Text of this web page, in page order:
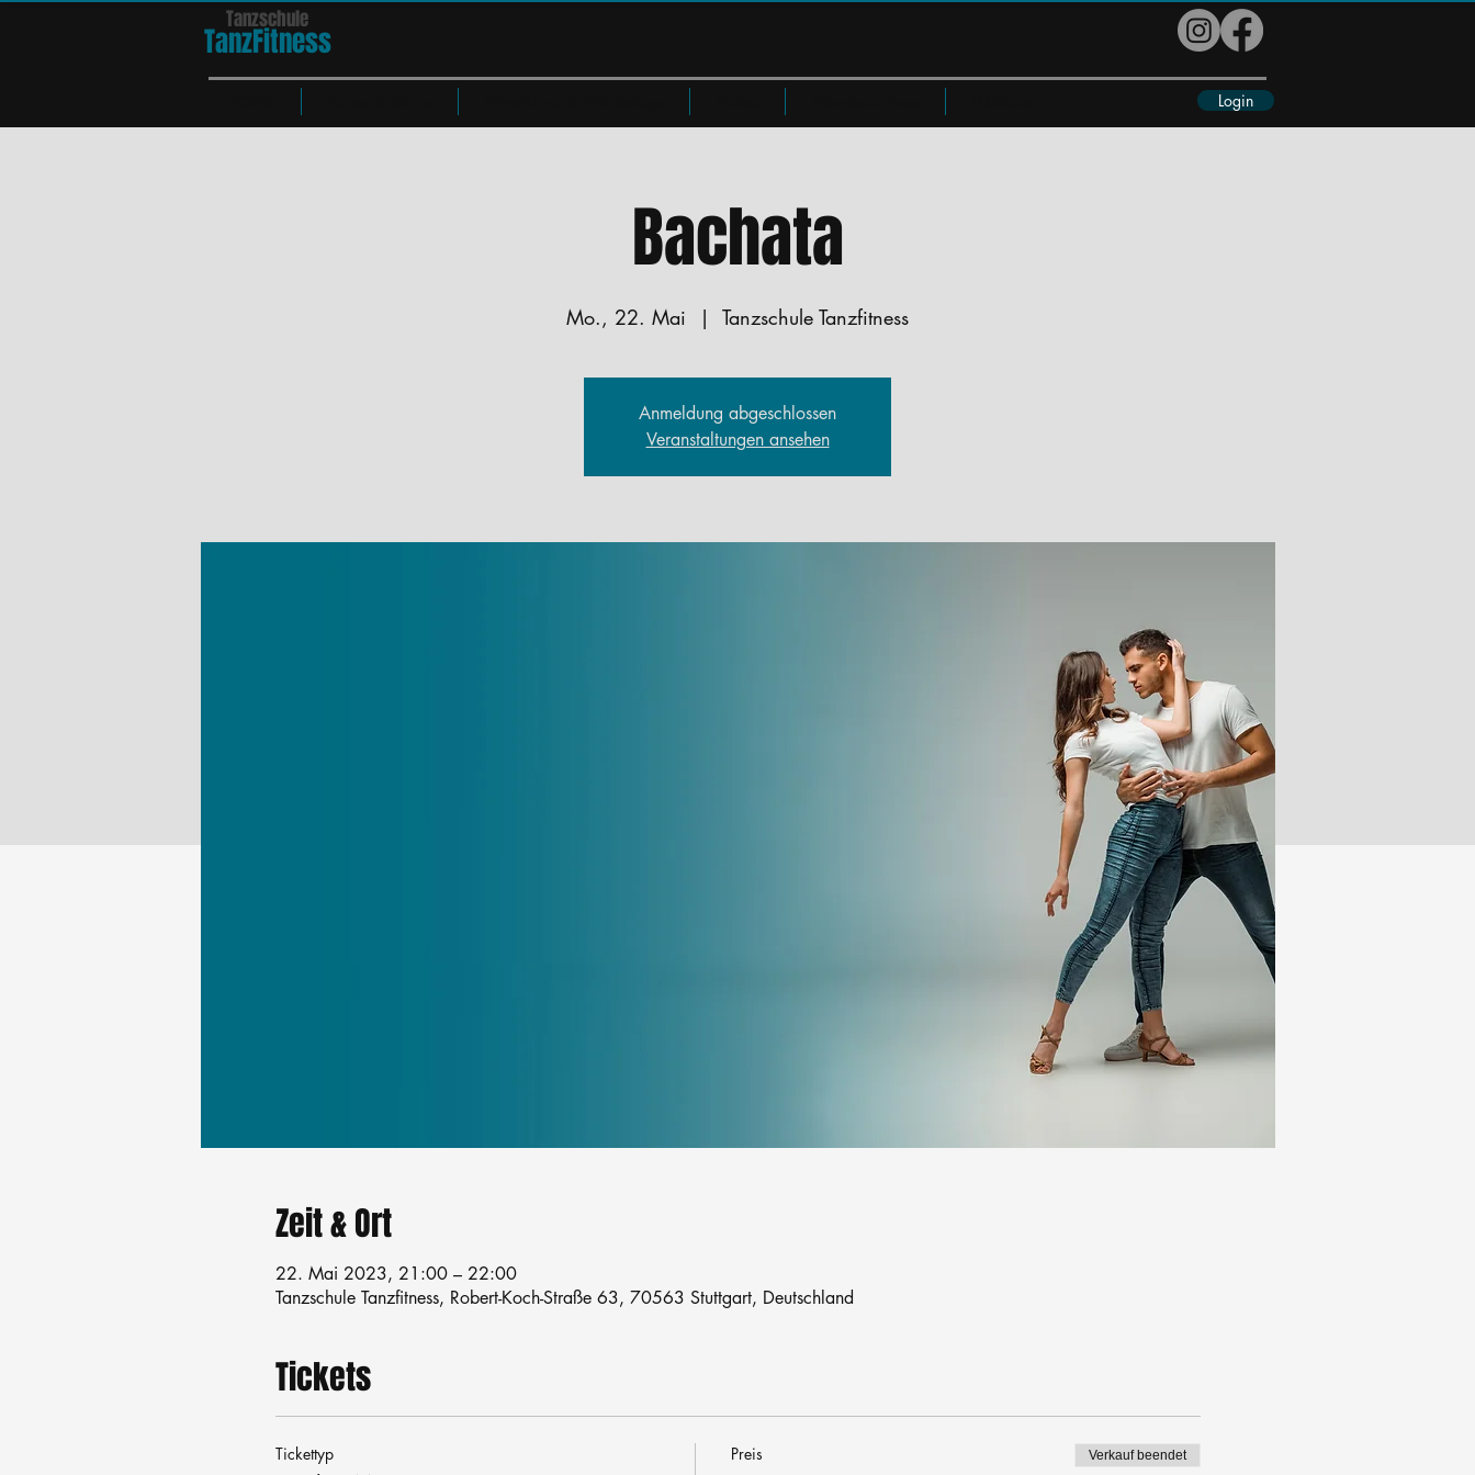
Tanzschule
TanzFitness
Login
Bachata
Mo., 22. Mai
  |
Tanzschule Tanzfitness
Anmeldung abgeschlossen
Veranstaltungen ansehen
Zeit & Ort
22. Mai 2023, 21:00 – 22:00
Tanzschule Tanzfitness, Robert-Koch-Straße 63, 70563 Stuttgart, Deutschland
Tickets
Tickettyp Preis Verkauf beendet